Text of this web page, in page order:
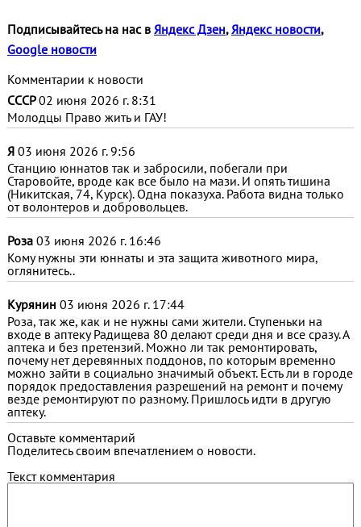
Подписывайтесь на нас в Яндекс Дзен, Яндекс новости,
Google новости
Комментарии к новости
СССР02 июня 2026 г. 8:31
Молодцы Право жить и ГАУ!
Я 03 июня 2026 г. 9:56
Станцию юннатов так и забросили, побегали при
Старовойте, вроде как все было на мази. И опять тишина
(Никитская, 74, Курск). Одна показуха. Работа видна только
от волонтеров и добровольцев.
Роза 03 июня 2026 г. 16:46
Кому нужны эти юннаты и эта защита животного мира,
оглянитесь..
Курянин 03 июня 2026 г. 17:44
Роза, так же, как и не нужны сами жители. Ступеньки на
входе в аптеку Радищева 80 делают среди дня и все сразу. А
аптека и без претензий. Можно ли так ремонтировать,
почему нет деревянных поддонов, по которым временно
можно зайти в социально значимый объект. Есть ли в городе
порядок предоставления разрешений на ремонт и почему
везде ремонтируют по разному. Пришлось идти в другую
аптеку.
Оставьте комментарий
Поделитесь своим впечатлением о новости.
Текст комментария